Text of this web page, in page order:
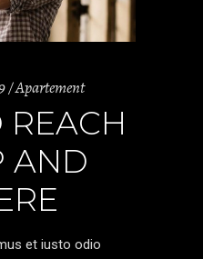
Apartement
AND
et iusto odio